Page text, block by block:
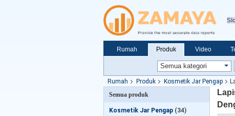
Rumah Produk Video
Rumah Produk Kosmetik Jar Pengap
Semua produk
Kosmetik Jar Pengap (34)